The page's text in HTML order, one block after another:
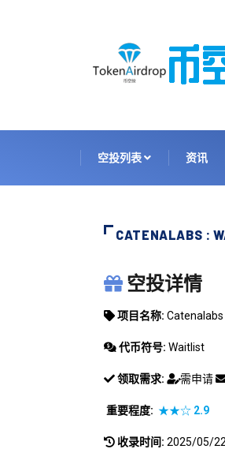
空投列表 资讯
CATENALABS :
CATENALABS
空投详情
项目名称: Catenalabs
代币符号: Waitlist
领取需求: 需申请
重要程度: ★★☆ 2.9
收录时间: 2025/05/22